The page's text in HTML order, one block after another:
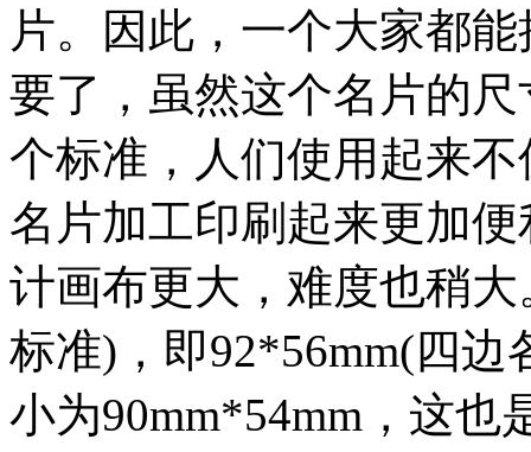
片。因此，一个大家都
要了，虽然这个名片的
个标准，人们使用起来
名片加工印刷起来更加
计画布更大，难度也稍
标准)，即92*56mm(四边
小为90mm*54mm，这也